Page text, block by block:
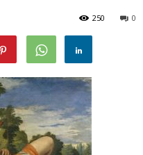
0
250